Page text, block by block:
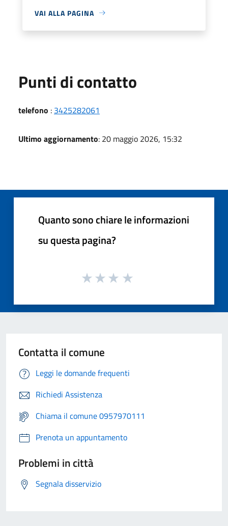
VAI ALLA PAGINA
Punti di contatto
telefono : 3425282061
Ultimo aggiornamento: 20 maggio 2026, 15:32
Quanto sono chiare le informazioni
su questa pagina?
Contatta il comune
Leggi le domande frequenti
Richiedi Assistenza
Chiama il comune 0957970111
Prenota un appuntamento
Problemi in città
Segnala disservizio